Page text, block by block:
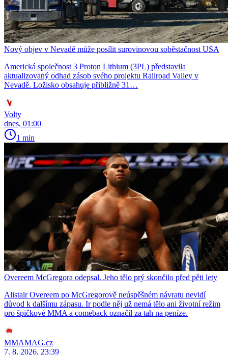
Nový objev v Nevadě může posílit surovinovou soběstačnost USA
Americká společnost 3 Proton Lithium (3PL) představila
aktualizovaný odhad zásob svého projektu Railroad Valley v
Nevadě. Ložisko obsahuje přibližně 31…
Volty
dnes, 01:00
1 min
Overeem McGregora odepsal. Jeho tělo prý skončilo před pěti lety
Alistair Overeem po McGregorově neúspěšném návratu nevidí
důvod k dalšímu zápasu. Ir podle něj už nemá tělo ani životní režim
pro špičkové MMA a comeback označil za tah na peníze.
MMAMAG.cz
7. 8. 2026, 23:39